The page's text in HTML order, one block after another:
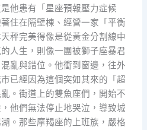
他患有「星座預報壓力症候
住在隔壁棟、經營一家「平衡
秤完美得像是從黃金分割線中
人生，則像一團被獅子座暴君
亂與錯位。他衝到窗邊，往外
已經因為這個突如其來的「超
。街道上的雙魚座們，開始不
他們無法停止地哭泣，導致城
。那些摩羯座的上班族，嚴格